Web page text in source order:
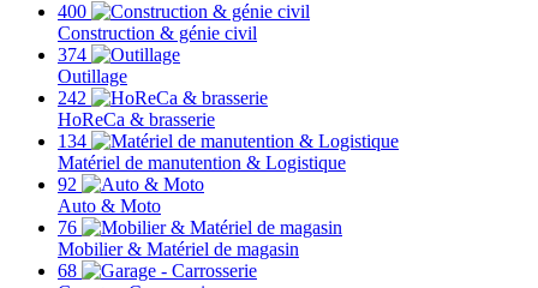
400
Construction & génie civil
374
Outillage
242
HoReCa & brasserie
134
Matériel de manutention & Logistique
92
Auto & Moto
76
Mobilier & Matériel de magasin
68